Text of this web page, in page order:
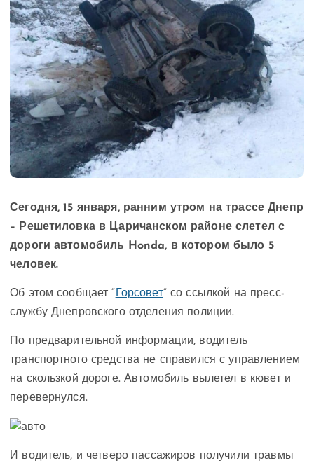
Сегодня, 15 января, ранним утром на трассе Днепр
– Решетиловка в Царичанском районе слетел с
дороги автомобиль Honda, в котором было 5
человек.
Об этом сообщает “ Горсовет” со ссылкой на пресс-
службу Днепровского отделения полиции.
По предварительной информации, водитель
транспортного средства не справился с управлением
на скользкой дороге. Автомобиль вылетел в кювет и
перевернулся.
И водитель, и четверо пассажиров получили травмы